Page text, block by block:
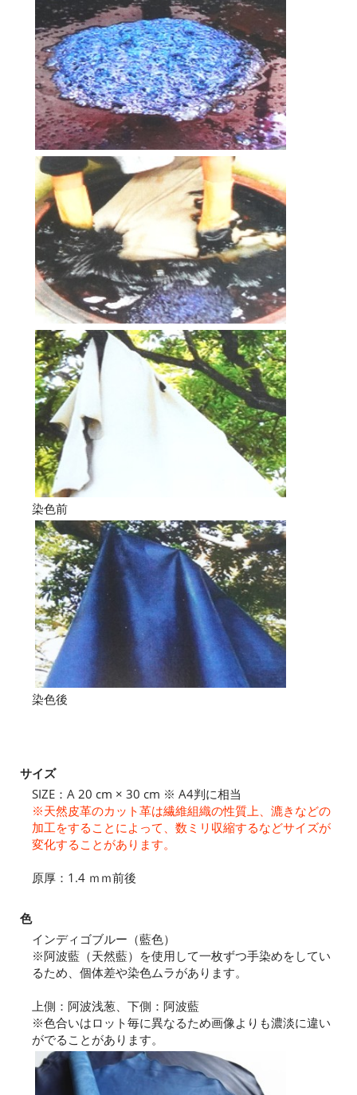
染色前
染色後
サイズ
SIZE：A 20 cm × 30 cm ※ A4判に相当
※天然皮革のカット革は繊維組織の性質上、漉きなどの
加工をすることによって、数ミリ収縮するなどサイズが
変化することがあります。
原厚：1.4 ｍｍ前後
色
インディゴブルー（藍色）
※阿波藍（天然藍）を使用して一枚ずつ手染めをしてい
るため、個体差や染色ムラがあります。
上側：阿波浅葱、下側：阿波藍
※色合いはロット毎に異なるため画像よりも濃淡に違い
がでることがあります。